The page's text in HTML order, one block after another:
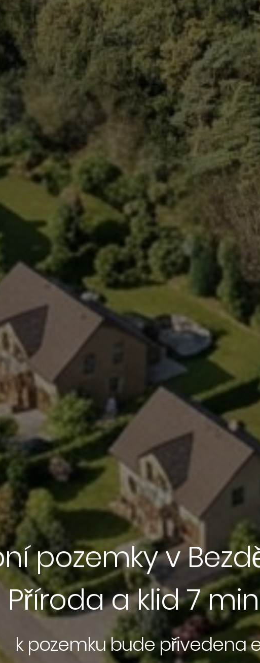
pozemky v
Příroda a klid 7
k pozemku bude přivedena